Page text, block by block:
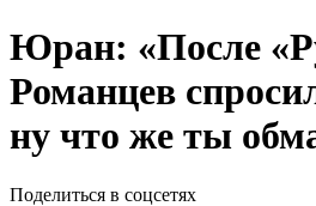
Юран: «После
Романцев
ну что же ты
Поделиться в соцсетях